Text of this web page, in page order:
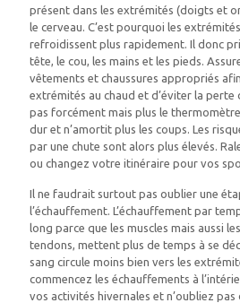
présent dans les extrémités (doigts et
le cerveau. C’est pourquoi les
refroidissent plus rapidement. Il donc
tête, le cou, les mains et les pieds.
vêtements et chaussures appropriés
extrémités au chaud et d’éviter la perte
pas forcément mais plus le
dur et n’amortit plus les coups. Les
par une chute sont alors plus élevés.
ou changez votre itinéraire pour vos
Il ne faudrait surtout pas oublier une
l’échauffement. L’échauffement par
long parce que les muscles mais aussi
tendons, mettent plus de temps à se
sang circule moins bien vers les
commencez les échauffements à
vos activités hivernales et n’oubliez pas